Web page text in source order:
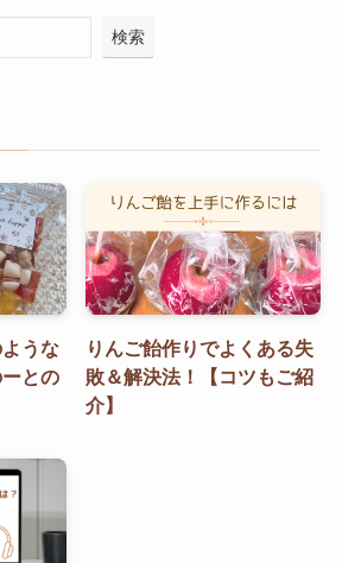
検索
うな
との
りんご飴作りでよくある失
敗＆解決法！【コツもご紹
介】